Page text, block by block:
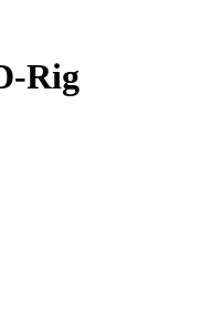
Rig